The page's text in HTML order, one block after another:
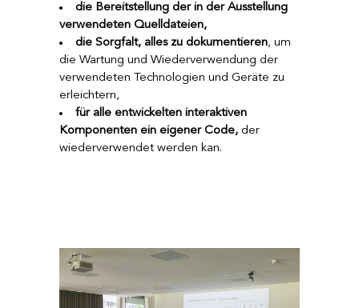
die Bereitstellung der in der Ausstellung
verwendeten Quelldateien,
die Sorgfalt, alles zu dokumentieren, um
die Wartung und Wiederverwendung der
verwendeten Technologien und Geräte zu
erleichtern,
für alle entwickelten interaktiven
Komponenten ein eigener Code, der
wiederverwendet werden kan.